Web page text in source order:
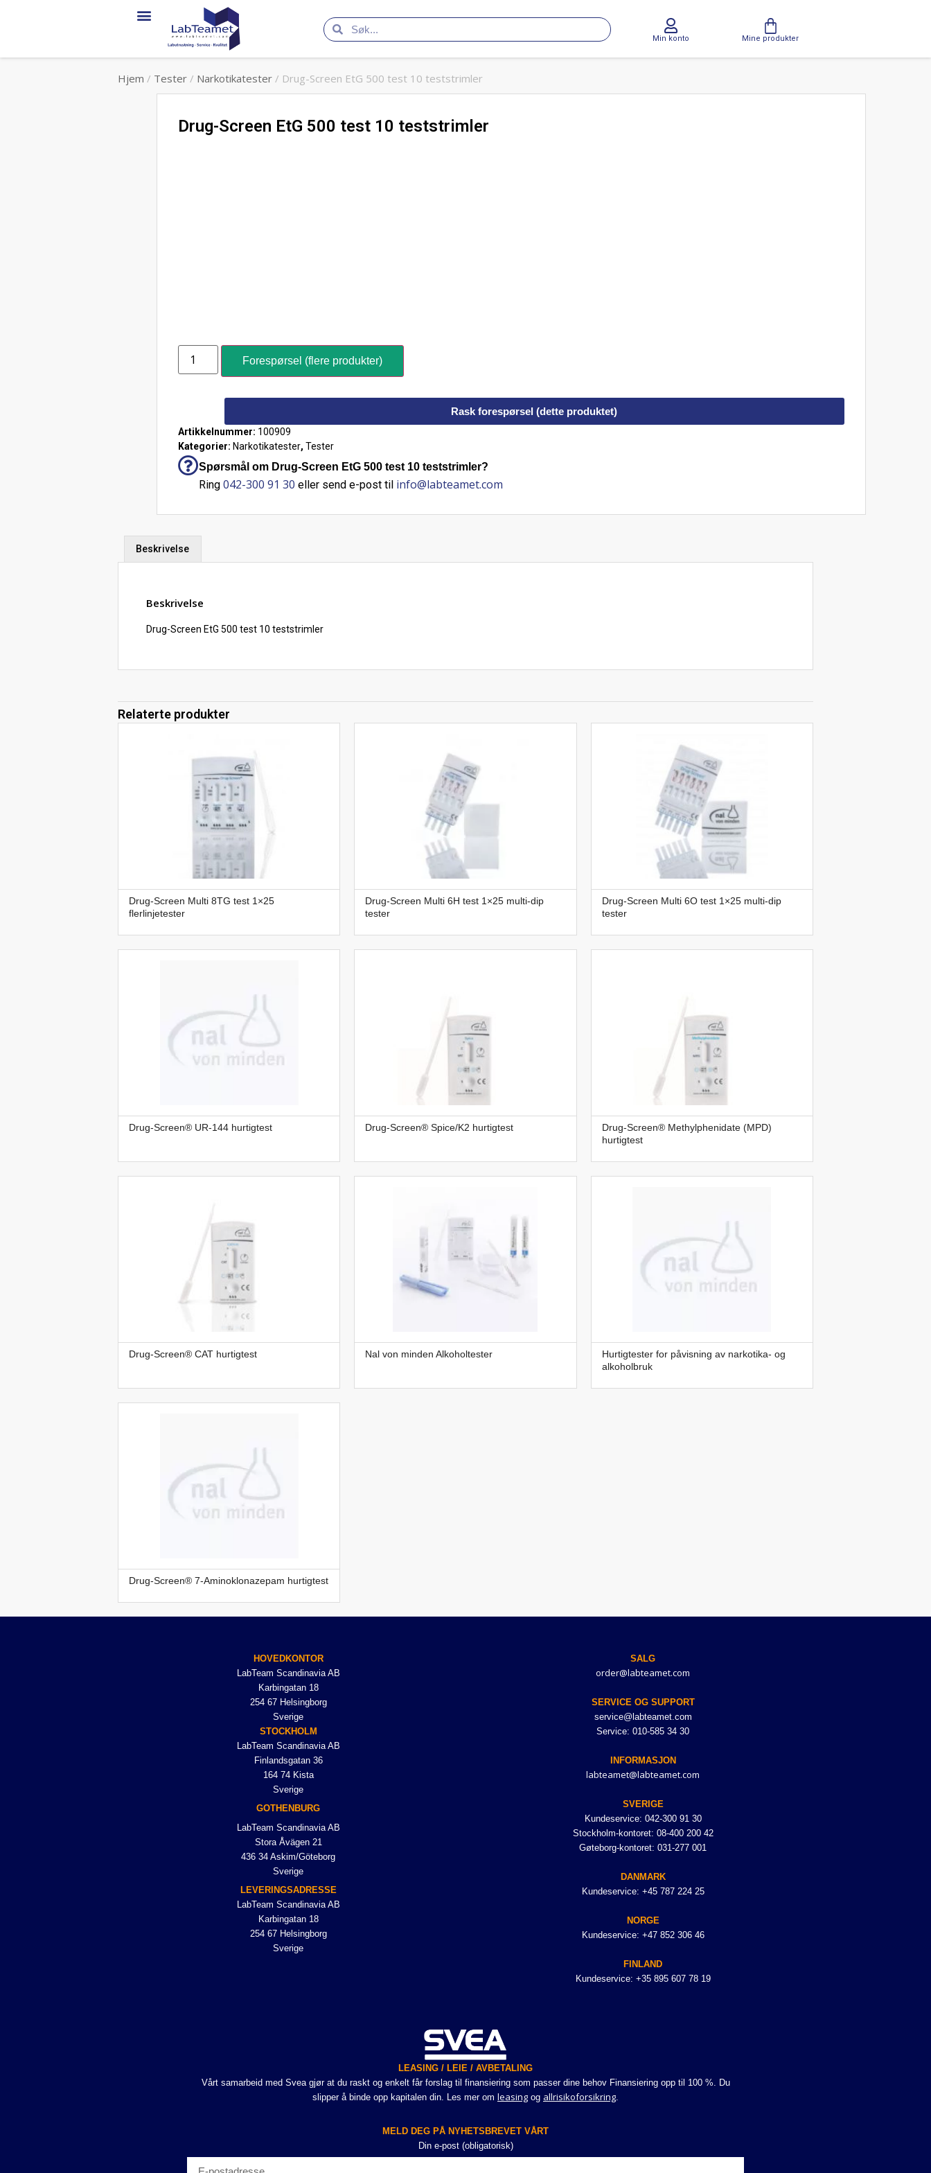
Min konto Mine produkter
Hjem / Tester / Narkotikatester / Drug-Screen EtG 500 test 10 teststrimler
Drug-Screen EtG 500 test 10 teststrimler
Forespørsel (flere produkter)
Rask forespørsel (dette produktet)
Artikkelnummer: 100909
Kategorier: Narkotikatester, Tester
Spørsmål om Drug-Screen EtG 500 test 10 teststrimler?
Ring 042-300 91 30 eller send e-post til info@labteamet.com
Beskrivelse
Beskrivelse
Drug-Screen EtG 500 test 10 teststrimler
Relaterte produkter
Drug-Screen Multi 8TG test 1×25
flerlinjetester
Drug-Screen Multi 6H test 1×25 multi-dip
tester
Drug-Screen Multi 6O test 1×25 multi-dip
tester
Drug-Screen® UR-144 hurtigtest Drug-Screen® Spice/K2 hurtigtest
Drug-Screen® Methylphenidate (MPD)
hurtigtest
Drug-Screen® CAT hurtigtest Nal von minden Alkoholtester
Hurtigtester for påvisning av narkotika- og
alkoholbruk
Drug-Screen® 7-Aminoklonazepam hurtigtest
HOVEDKONTOR
LabTeam Scandinavia AB
Karbingatan 18
254 67 Helsingborg
Sverige
STOCKHOLM
LabTeam Scandinavia AB
Finlandsgatan 36
164 74 Kista
Sverige
GOTHENBURG
LabTeam Scandinavia AB
Stora Åvägen 21
436 34 Askim/Göteborg
Sverige
LEVERINGSADRESSE
LabTeam Scandinavia AB
Karbingatan 18
254 67 Helsingborg
Sverige
SALG
order@labteamet.com
SERVICE OG SUPPORT
service@labteamet.com
Service: 010-585 34 30
INFORMASJON
labteamet@labteamet.com
SVERIGE
Kundeservice: 042-300 91 30
Stockholm-kontoret: 08-400 200 42
Gøteborg-kontoret: 031-277 001
DANMARK
Kundeservice: +45 787 224 25
NORGE
Kundeservice: +47 852 306 46
FINLAND
Kundeservice: +35 895 607 78 19
LEASING / LEIE / AVBETALING
Vårt samarbeid med Svea gjør at du raskt og enkelt får forslag til finansiering som passer dine behov Finansiering opp til 100 %. Du
slipper å binde opp kapitalen din. Les mer om leasing og allrisikoforsikring.
MELD DEG PÅ NYHETSBREVET VÅRT
Din e-post (obligatorisk)